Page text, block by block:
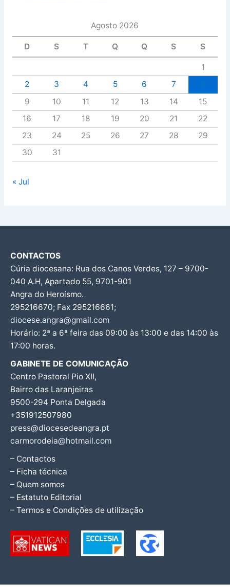
Agosto 2026
D S T Q Q S S
1
2
3 4 5 6 7
9
10 11 12 13 14
15
16
17 18 19 20 21
22
23
24 25 26 27 28
29
30
31
« Jul
CONTACTOS
Cúria diocesana: Rua dos Canos Verdes, 127 – 9700-
040 A.H, Apartado 55, 9701-901
Angra do Heroísmo.
295216670; Fax 295216661;
diocese.angra@gmail.com
Horário: 2ª a 6ª feira das 09:00 às 13:00 e das 14:00 às
17:00 horas.
GABINETE DE COMUNICAÇÃO
Centro Pastoral Pio XII,
Bairro das Laranjeiras
9500-294 Ponta Delgada
+351912507980
press@diocesedeangra.pt
carmorodeia@hotmail.com
– Contactos
– Ficha técnica
– Quem somos
– Estatuto Editorial
– Termos e Condições de utilização